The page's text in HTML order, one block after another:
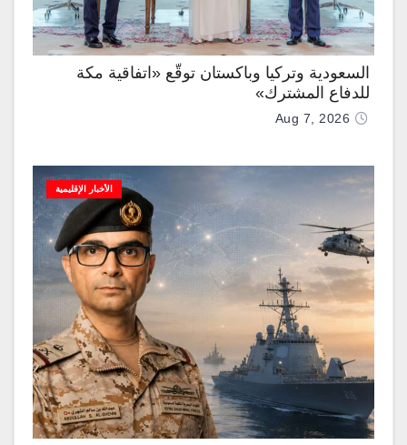
السعودية وتركيا وباكستان توقّع «اتفاقية مكة
للدفاع المشترك»
Aug 7, 2026
الأخبار الإقليمية